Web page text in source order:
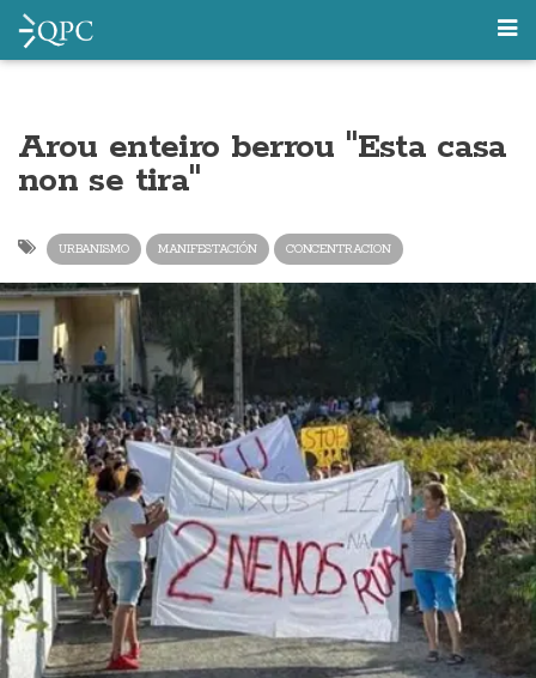
Arou enteiro berrou "Esta casa
non se tira"
URBANISMO MANIFESTACIÓN CONCENTRACION